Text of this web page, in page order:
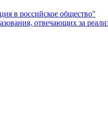
в российское общество"
отвечающих за